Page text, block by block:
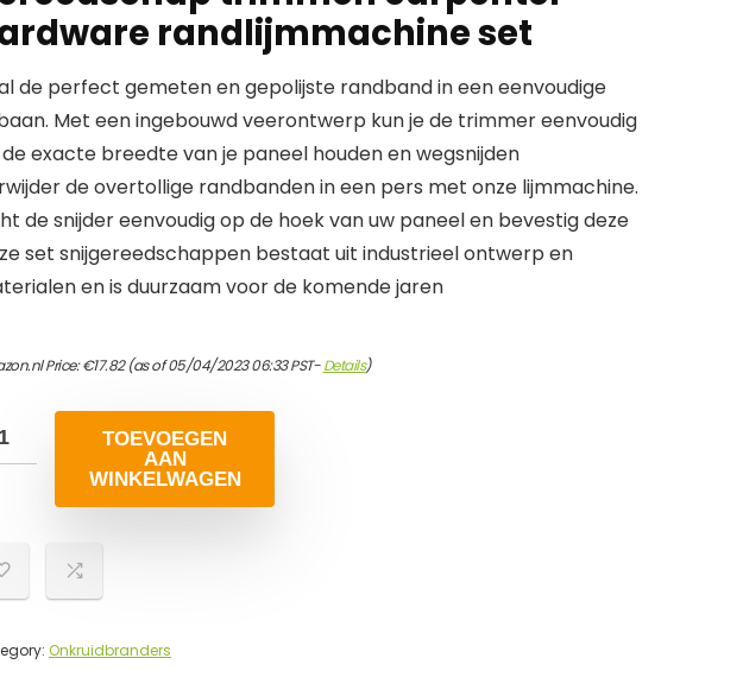
randlijmmachine set
de perfect gemeten en gepolijste randband in een eenvoudige
Met een ingebouwd veerontwerp kun je de trimmer eenvoudig
exacte breedte van je paneel houden en wegsnijden
de overtollige randbanden in een pers met onze lijmmachine.
de snijder eenvoudig op de hoek van uw paneel en bevestig deze
set snijgereedschappen bestaat uit industrieel ontwerp en
en is duurzaam voor de komende jaren
Price:€17.82(as of 05/04/2023 06:33 PST-Details)
TOEVOEGEN
AAN
WINKELWAGEN
Onkruidbranders